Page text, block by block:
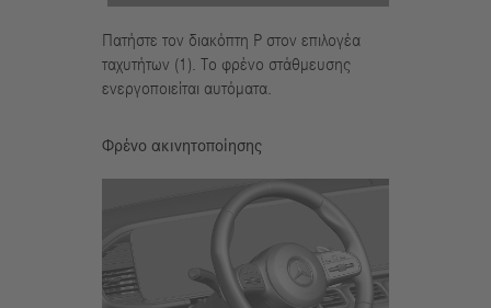
Πατήστε τον διακόπτη P στον επιλογέα
ταχυτήτων (1). Το φρένο στάθμευσης
ενεργοποιείται αυτόματα.
Φρένο ακινητοποίησης